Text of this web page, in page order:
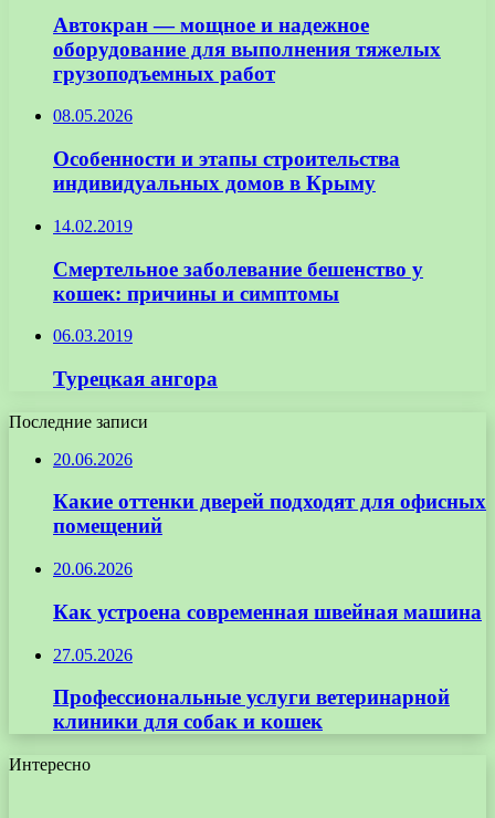
Автокран — мощное и надежное
оборудование для выполнения тяжелых
грузоподъемных работ
08.05.2026
Особенности и этапы строительства
индивидуальных домов в Крыму
14.02.2019
Смертельное заболевание бешенство у
кошек: причины и симптомы
06.03.2019
Турецкая ангора
Последние записи
20.06.2026
Какие оттенки дверей подходят для офисных
помещений
20.06.2026
Как устроена современная швейная машина
27.05.2026
Профессиональные услуги ветеринарной
клиники для собак и кошек
Интересно